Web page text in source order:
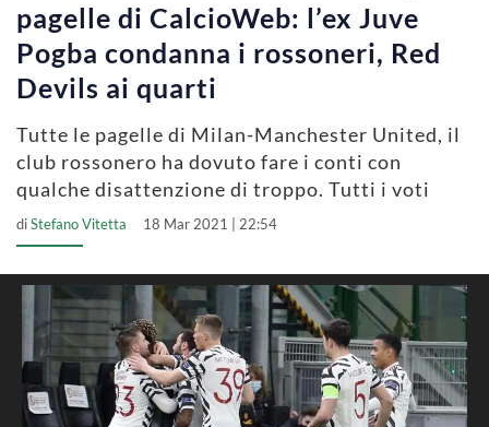
pagelle di CalcioWeb: l’ex Juve
Pogba condanna i rossoneri, Red
Devils ai quarti
Tutte le pagelle di Milan-Manchester United, il
club rossonero ha dovuto fare i conti con
qualche disattenzione di troppo. Tutti i voti
diStefano Vitetta 18 Mar 2021 | 22:54